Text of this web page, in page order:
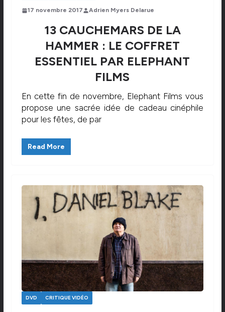
17 novembre 2017 Adrien Myers Delarue
13 CAUCHEMARS DE LA
HAMMER : LE COFFRET
ESSENTIEL PAR ELEPHANT
FILMS
En cette fin de novembre, Elephant Films vous
propose une sacrée idée de cadeau cinéphile
pour les fêtes, de par
Read More
DVD CRITIQUE VIDÉO